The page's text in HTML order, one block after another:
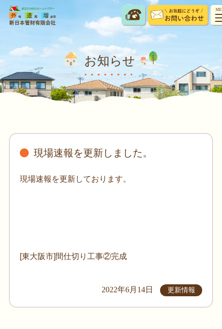
お知らせ
現場速報を更新しました。
現場速報を更新しております。
[東大阪市]間仕切り工事②完成
2022年6月14日 更新情報